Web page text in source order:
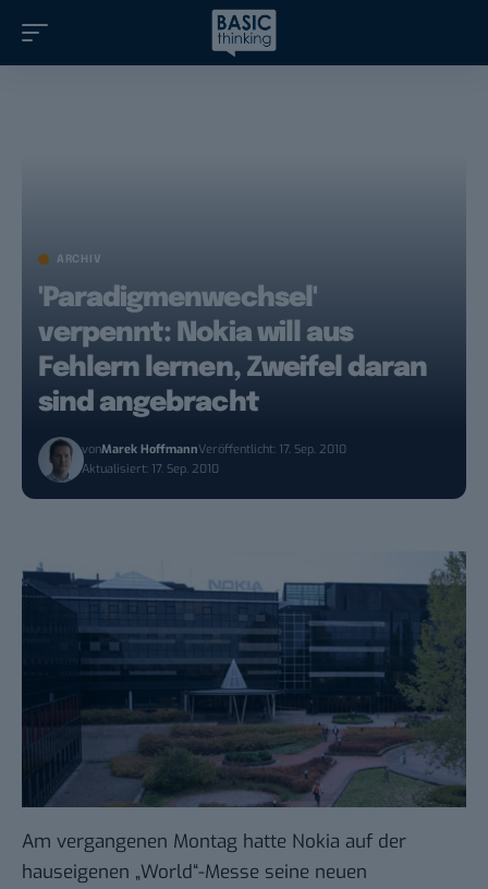
ARCHIV
'Paradigmenwechsel'
verpennt: Nokia will aus
Fehlern lernen, Zweifel daran
sind angebracht
vonMarek HoffmannVeröffentlicht: 17. Sep. 2010
Aktualisiert: 17. Sep. 2010
Am vergangenen Montag hatte Nokia auf der
hauseigenen „World“-Messe seine neuen